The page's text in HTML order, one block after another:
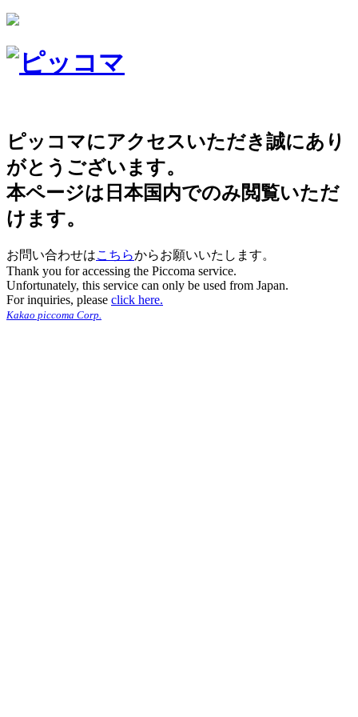
ピッコマにアクセスいただき誠にあり
がとうございます。
本ページは日本国内でのみ閲覧いただ
けます。
お問い合わせはこちらからお願いいたします。
Thank you for accessing the Piccoma service.
Unfortunately, this service can only be used from Japan.
For inquiries, please click here.
Kakao piccoma Corp.